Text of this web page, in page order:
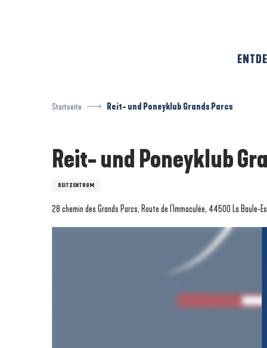
Startseite Reit- und Poneyklub Grands Parcs
Reit- und Poneyklub
REITZENTRUM
28 chemin des Grands Parcs, Route de l'Immaculée, 44500 La Baule-